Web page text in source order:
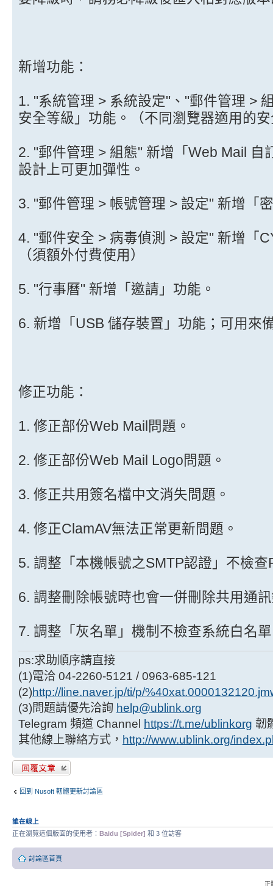
新增功能：
1. "系統管理 > 系統設定"、"郵件管理 >
安全等級」功能。（不同瀏覽器適用的
2. "郵件管理 > 組態" 新增「Web Mail 自
設計上可更加彈性。
3. "郵件管理 > 帳號管理 > 設定" 新增「
4. "郵件安全 > 病毒偵測 > 設定" 新增「
（須額外付費使用）
5. "行事曆" 新增「邀請」功能。
6. 新增「USB 儲存裝置」功能；可用來
修正功能：
1. 修正部份Web Mail問題。
2. 修正部份Web Mail Logo問題。
3. 修正共用簽名檔中文消失問題。
4. 修正ClamAV無法正常更新問題。
5. 調整「本機帳號之SMTP認證」不檢
6. 調整刪除帳號時也會一併刪除共用通
7. 調整「灰名單」機制不檢查系統白名單
ps:求助順序請直接
(1)電洽 04-2260-5121 / 0963-685-121
(2)http://line.naver.jp/ti/p/
(3)問題請優先洽詢 help@ublink.org
Telegram 頻道 Channel https://t.me/ublinkorg 韌
其他線上聯絡方式， http://www.ublink.org/
發表回覆
回到 Nusoft 軔體更新討論區
誰在線上
正在瀏覽這個版面的使用者： Baidu [Spider] 和 3 位訪客
討論區首頁
正